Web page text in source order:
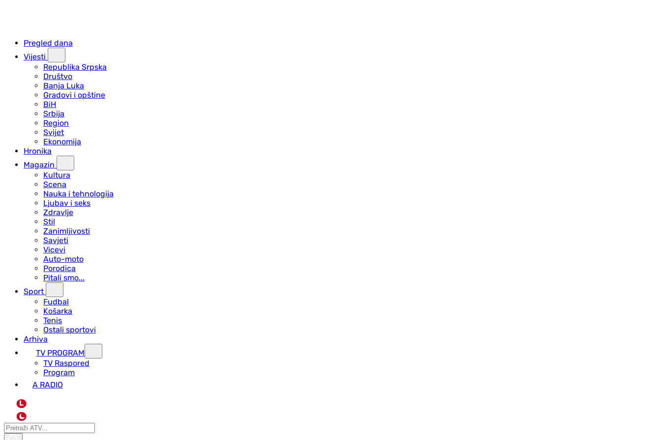
Pregled dana
Vijesti
Republika Srpska
Društvo
Banja Luka
Gradovi i opštine
BiH
Srbija
Region
Svijet
Ekonomija
Hronika
Magazin
Kultura
Scena
Nauka i tehnologija
Ljubav i seks
Zdravlje
Stil
Zanimljivosti
Savjeti
Vicevi
Auto-moto
Porodica
Pitali smo...
Sport
Fudbal
Košarka
Tenis
Ostali sportovi
Arhiva
TV PROGRAM
ТV Raspored
Program
A RADIO
L